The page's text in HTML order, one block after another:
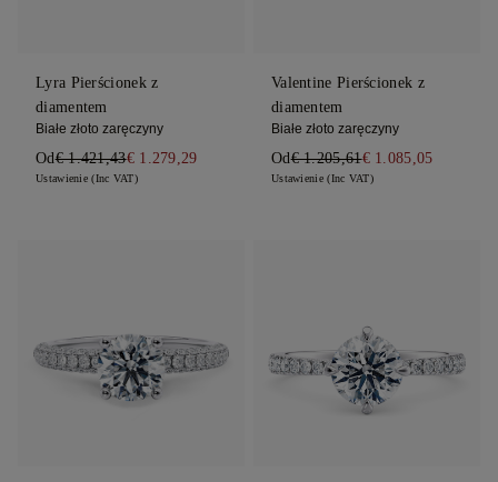
Lyra Pierścionek z
diamentem
Białe złoto zaręczyny
Od€ 1.421,43€ 1.279,29
Ustawienie (Inc VAT)
Valentine Pierścionek z
diamentem
Białe złoto zaręczyny
Od€ 1.205,61€ 1.085,05
Ustawienie (Inc VAT)